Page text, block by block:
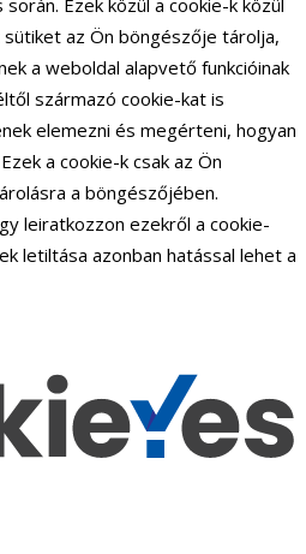
Ezek közül a cookie-k közül
az Ön böngészője tárolja,
a weboldal alapvető funkcióinak
származó cookie-kat is
elemezni és megérteni, hogyan
a cookie-k csak az Ön
a böngészőjében.
leiratkozzon ezekről a cookie-
letiltása azonban hatással lehet a